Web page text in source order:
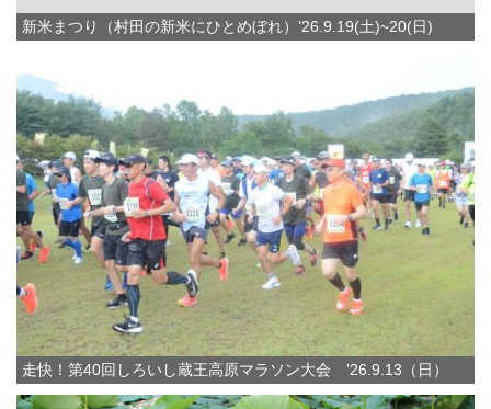
新米まつり（村田の新米にひとめぼれ）’26.9.19(土)~20(日)
走快！第40回しろいし蔵王高原マラソン大会 ’26.9.13（日）